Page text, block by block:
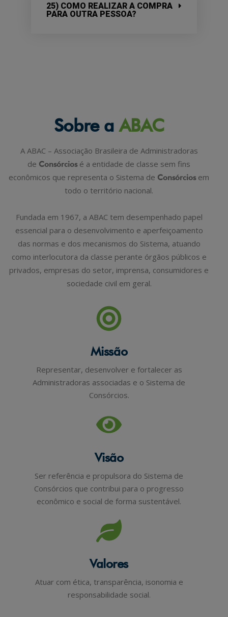
25) COMO REALIZAR A COMPRA
PARA OUTRA PESSOA?
Sobre aABAC
A ABAC – Associação Brasileira de Administradoras
de Consórciosé a entidade de classe sem fins
econômicos que representa o Sistema de Consórciosem
todo o território nacional.
Fundada em 1967, a ABAC tem desempenhado papel
essencial para o desenvolvimento e aperfeiçoamento
das normas e dos mecanismos do Sistema, atuando
como interlocutora da classe perante órgãos públicos e
privados, empresas do setor, imprensa, consumidores e
sociedade civil em geral.
Missão
Representar, desenvolver e fortalecer as
Administradoras associadas e o Sistema de
Consórcios.
Visão
Ser referência e propulsora do Sistema de
Consórcios que contribui para o progresso
econômico e social de forma sustentável.
Valores
Atuar com ética, transparência, isonomia e
responsabilidade social.